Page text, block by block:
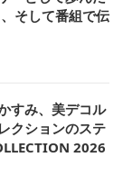
そして番組で伝
すみ、美デコル
クションのステ
2026